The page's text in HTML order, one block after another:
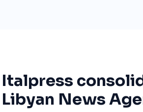
Italpress
Libyan News